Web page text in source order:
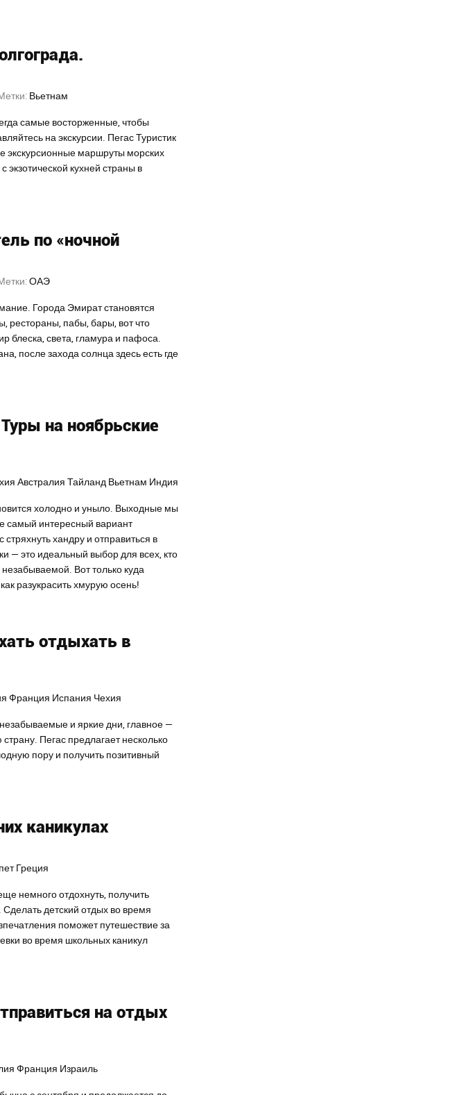
Вьетнам
самые восторженные, чтобы
на экскурсии. Пегас Туристик
экскурсионные маршруты морских
экзотической кухней страны в
по «ночной
ОАЭ
Города Эмират становятся
рестораны, пабы, бары, вот что
блеска, света, гламура и пафоса.
после захода солнца здесь есть где
на ноябрьские
Австралия Тайланд Вьетнам Индия
холодно и уныло. Выходные мы
самый интересный вариант
хандру и отправиться в
— это идеальный выбор для всех, кто
Вот только куда
разукрасить хмурую осень!
отдыхать в
Франция Испания Чехия
и яркие дни, главное —
Пегас предлагает несколько
пору и получить позитивный
каникулах
Греция
немного отдохнуть, получить
детский отдых во время
поможет путешествие за
во время школьных каникул
на отдых
Франция Израиль